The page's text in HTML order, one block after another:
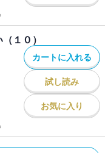
１０）
カートに入れる
試し読み
お気に入り